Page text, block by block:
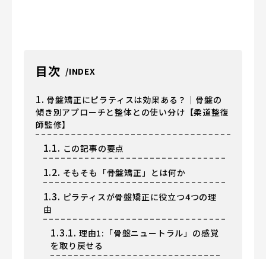
目次
1. 骨盤矯正にピラティスは効果ある？｜骨盤の
傾き別アプローチと整体との使い分け【柔道整復
師監修】
1.1. この記事の要点
1.2. そもそも「骨盤矯正」とは何か
1.3. ピラティスが骨盤矯正に役立つ4つの理
由
1.3.1. 理由1:「骨盤ニュートラル」の感覚
を取り戻せる